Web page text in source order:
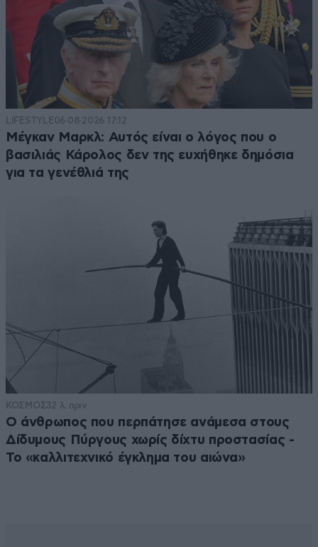
LIFESTYLE06·08·2026 17:12
Μέγκαν Μαρκλ: Αυτός είναι ο λόγος που ο
βασιλιάς Κάρολος δεν της ευχήθηκε δημόσια
για τα γενέθλιά της
ΚΟΣΜΟΣ32 λ. πριν
Ο άνθρωπος που περπάτησε ανάμεσα στους
Δίδυμους Πύργους χωρίς δίχτυ προστασίας -
Το «καλλιτεχνικό έγκλημα του αιώνα»